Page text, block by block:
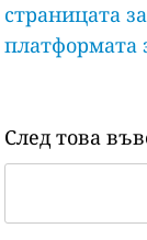
страницата
платформата
След това